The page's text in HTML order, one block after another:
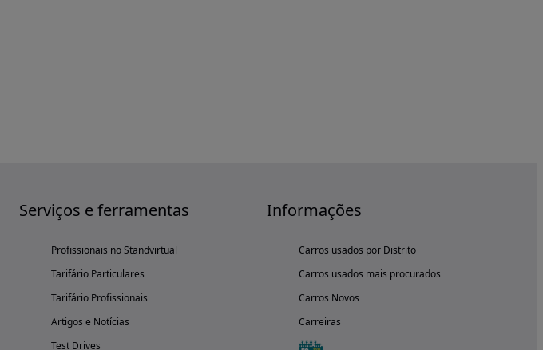
Serviços e ferramentas
Profissionais no Standvirtual
Tarifário Particulares
Tarifário Profissionais
Artigos e Notícias
Test Drives
Informações
Carros usados por Distrito
Carros usados mais procurados
Carros Novos
Carreiras